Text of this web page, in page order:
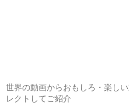
世界の動画からおもしろ・楽し
レクトしてご紹介